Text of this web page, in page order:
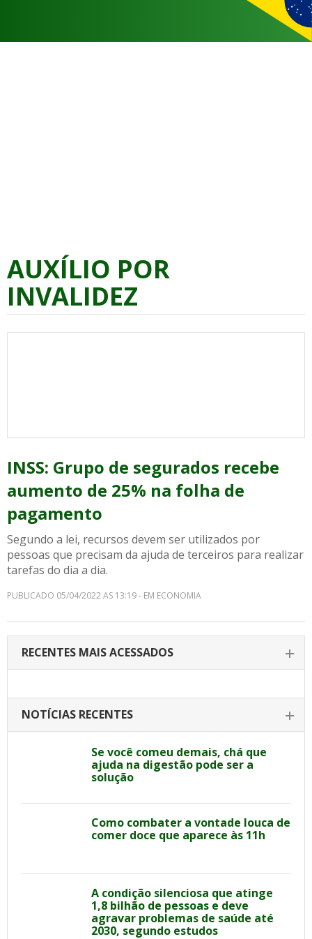
AUXÍLIO POR
INVALIDEZ
INSS: Grupo de segurados recebe
aumento de 25% na folha de
pagamento
Segundo a lei, recursos devem ser utilizados por
pessoas que precisam da ajuda de terceiros para realizar
tarefas do dia a dia.
PUBLICADO 05/04/2022 AS 13:19 - EM ECONOMIA
RECENTES MAIS ACESSADOS
NOTÍCIAS RECENTES
Se você comeu demais, chá que
ajuda na digestão pode ser a
solução
Como combater a vontade louca de
comer doce que aparece às 11h
A condição silenciosa que atinge
1,8 bilhão de pessoas e deve
agravar problemas de saúde até
2030, segundo estudos